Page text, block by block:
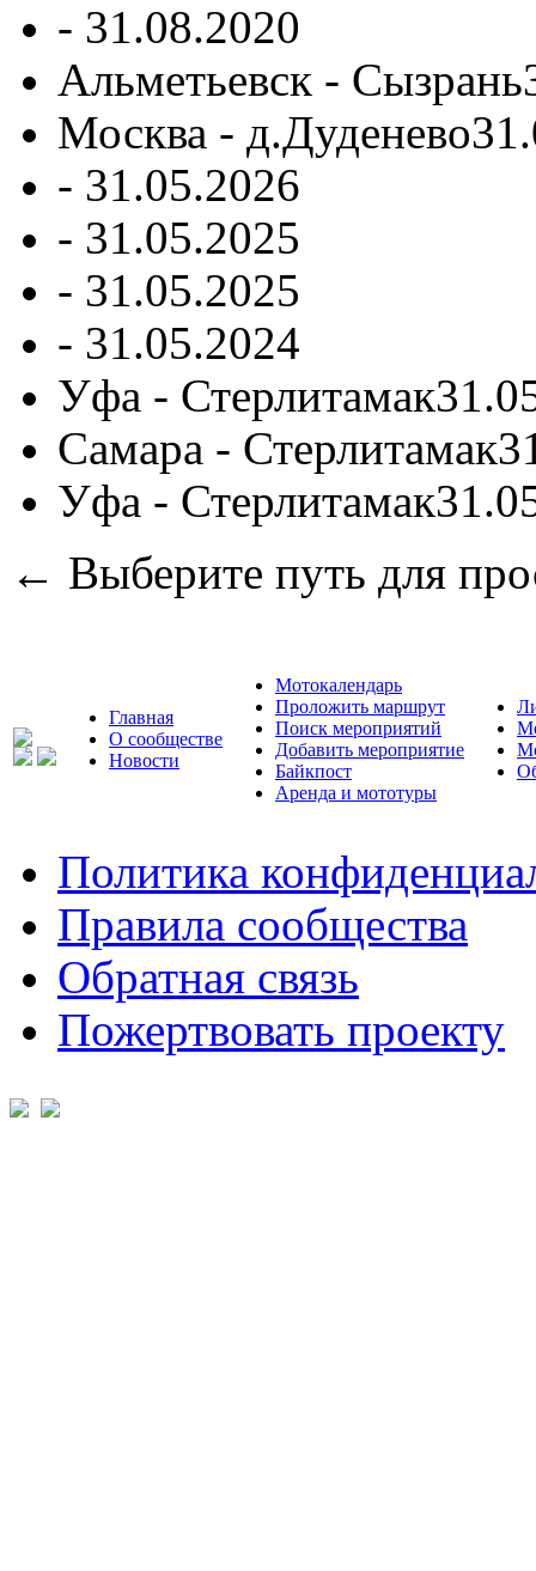
- 31.08.2020
Альметьевск - Сызрань
Москва - д.Дуденево
- 31.05.2026
- 31.05.2025
- 31.05.2025
- 31.05.2024
Уфа - Стерлитамак
Самара - Стерлитамак
Уфа - Стерлитамак
← Выберите путь для
Главная
О сообществе
Новости
Мотокалендарь
Проложить маршрут
Поиск мероприятий
Добавить мероприятие
Байкпост
Аренда и мототуры
Политика
Правила сообщества
Обратная связь
Пожертвовать проекту